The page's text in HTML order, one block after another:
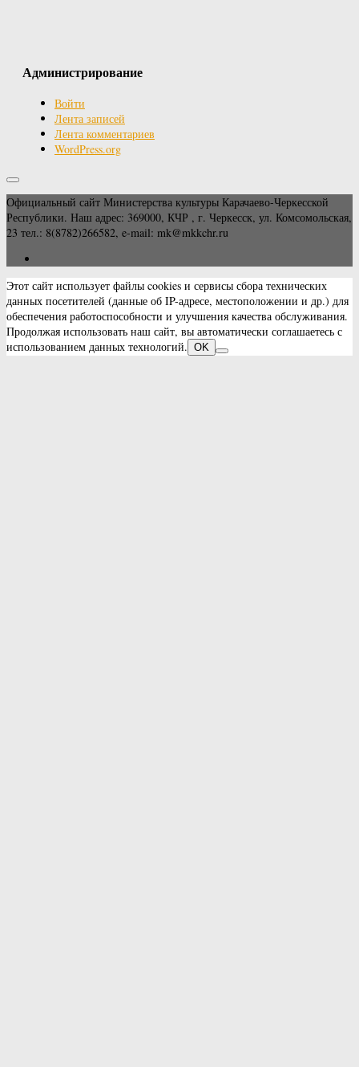
Администрирование
Войти
Лента записей
Лента комментариев
WordPress.org
Официальный сайт Министерства культуры Карачаево-Черкесской
Республики. Наш адрес: 369000, КЧР , г. Черкесск, ул. Комсомольская,
23 тел.: 8(8782)266582, e-mail: mk@mkkchr.ru
Этот сайт использует файлы cookies и сервисы сбора технических
данных посетителей (данные об IP-адресе, местоположении и др.) для
обеспечения работоспособности и улучшения качества обслуживания.
Продолжая использовать наш сайт, вы автоматически соглашаетесь с
использованием данных технологий. OK